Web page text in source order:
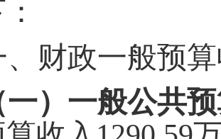
、财政一般预
一）一般公共